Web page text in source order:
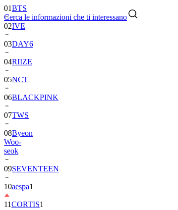
Cerca le informazioni che ti interessano
02IVE
03DAY6
04RIIZE
05NCT
06BLACKPINK
07TWS
08Byeon
Woo-
seok
09SEVENTEEN
10aespa1
11CORTIS
12BIGBANG